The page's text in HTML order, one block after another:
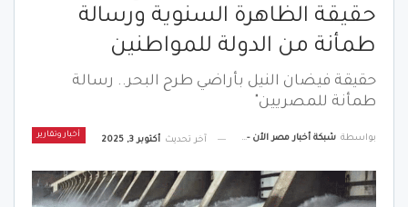
حقيقة الظاهرة السنوية ورسالة
طمأنة من الدولة للمواطنين
حقيقة فيضان النيل بأراضي طرح البحر.. رسالة
طمأنة للمصريين"
أخبار وتقارير بواسطة شبكة أخبار مصر الأن - Egypt News Network Now آخر تحديث أكتوبر 3, 2025